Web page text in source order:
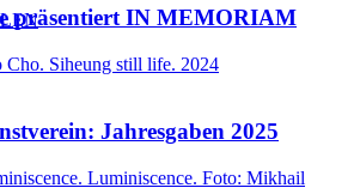
präsentiert IN MEMORIAM
Jahresgaben 2025